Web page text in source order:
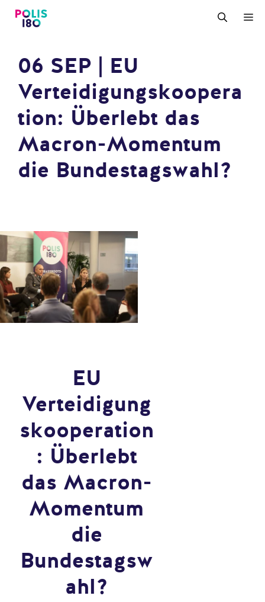
Zum
Inhalt
06 SEP | EU
Verteidigungskoopera
tion: Überlebt das
Macron-Momentum
die Bundestagswahl?
EU
Verteidigung
skooperation
: Überlebt
das Macron-
Momentum
die
Bundestagsw
ahl?